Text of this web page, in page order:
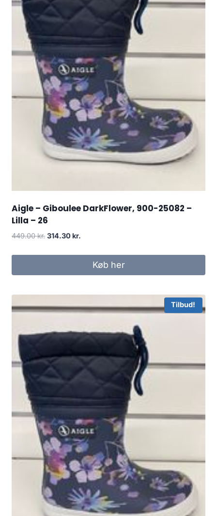
Aigle – Giboulee DarkFlower, 900-25082 –
Lilla – 26
449.00kr. Den
pris
314.30 kr.
pris
Køb her
Tilbud!